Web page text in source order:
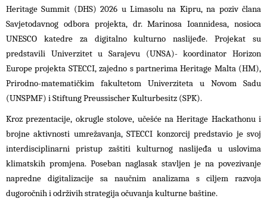
Heritage Summit (DHS) 2026 u Limasolu na Kipru, na poziv člana
Savjetodavnog odbora projekta, dr. Marinosa Ioannidesa, nosioca
UNESCO katedre za digitalno kulturno naslijeđe. Projekat su
predstavili Univerzitet u Sarajevu (UNSA)- koordinator Horizon
Europe projekta STECCI, zajedno s partnerima Heritage Malta (HM),
Prirodno-matematičkim fakultetom Univerziteta u Novom Sadu
(UNSPMF) i Stiftung Preussischer Kulturbesitz (SPK).
Kroz prezentacije, okrugle stolove, učešće na Heritage Hackathonu i
brojne aktivnosti umrežavanja, STECCI konzorcij predstavio je svoj
interdisciplinarni pristup zaštiti kulturnog naslijeđa u uslovima
klimatskih promjena. Poseban naglasak stavljen je na povezivanje
napredne digitalizacije sa naučnim analizama s ciljem razvoja
dugoročnih i održivih strategija očuvanja kulturne baštine.